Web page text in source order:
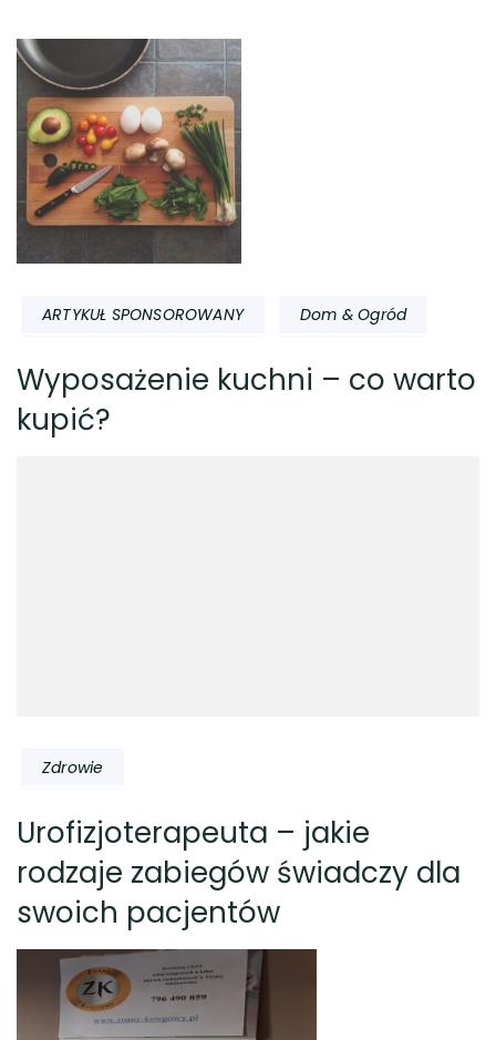
ARTYKUŁ SPONSOROWANY Dom & Ogród
Wyposażenie kuchni – co warto
kupić?
Zdrowie
Urofizjoterapeuta – jakie
rodzaje zabiegów świadczy dla
swoich pacjentów